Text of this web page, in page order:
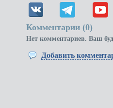
Комментарии (0)
Нет комментариев. Ваш
Добавить